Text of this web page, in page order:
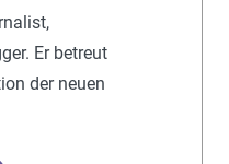
Er betreut
der neuen